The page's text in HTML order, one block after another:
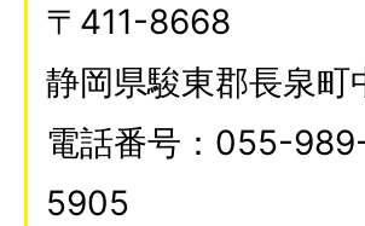
〒411-8668
静岡県駿東郡長泉町
電話番号：055-
5905